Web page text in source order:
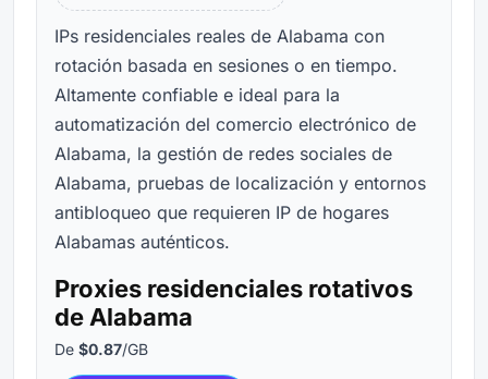
IPs residenciales reales de Alabama con
rotación basada en sesiones o en tiempo.
Altamente confiable e ideal para la
automatización del comercio electrónico de
Alabama, la gestión de redes sociales de
Alabama, pruebas de localización y entornos
antibloqueo que requieren IP de hogares
Alabamas auténticos.
Proxies residenciales rotativos
de Alabama
De $0.87/GB